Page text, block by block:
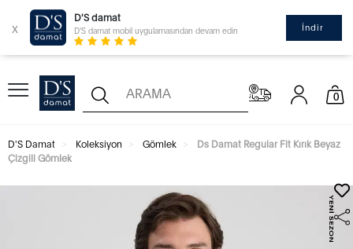
x
D'S damat
D'S damat mobil uygulamasından devam edin İndir
0
D'S Damat Koleksiyon Gömlek
Ds Damat Regular Fit Kırık Beyaz
Çizgili Gömlek